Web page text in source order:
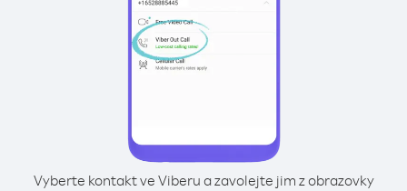
Vyberte kontakt ve Viberu a zavolejte jim z obrazovky